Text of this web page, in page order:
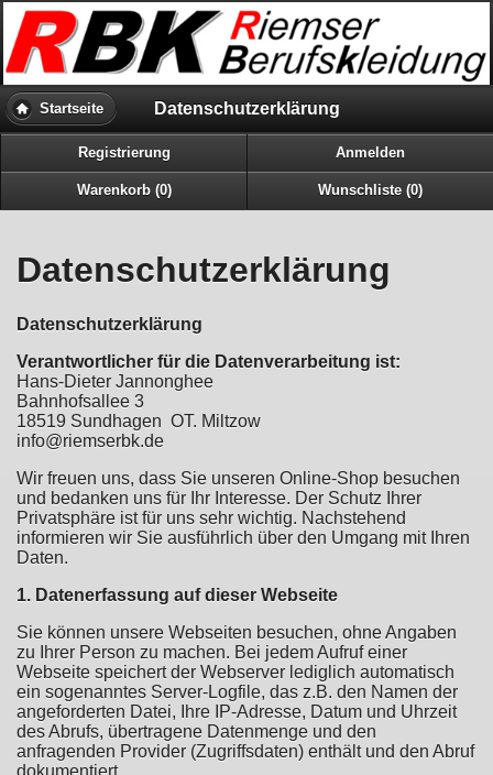
Startseite Datenschutzerklärung
Registrierung Anmelden
Warenkorb (0) Wunschliste (0)
Datenschutzerklärung
Datenschutzerklärung
Verantwortlicher für die Datenverarbeitung ist:
Hans-Dieter Jannonghee
Bahnhofsallee 3
18519 Sundhagen OT. Miltzow
info@riemserbk.de
Wir freuen uns, dass Sie unseren Online-Shop besuchen
und bedanken uns für Ihr Interesse. Der Schutz Ihrer
Privatsphäre ist für uns sehr wichtig. Nachstehend
informieren wir Sie ausführlich über den Umgang mit Ihren
Daten.
1. Datenerfassung auf dieser Webseite
Sie können unsere Webseiten besuchen, ohne Angaben
zu Ihrer Person zu machen. Bei jedem Aufruf einer
Webseite speichert der Webserver lediglich automatisch
ein sogenanntes Server-Logfile, das z.B. den Namen der
angeforderten Datei, Ihre IP-Adresse, Datum und Uhrzeit
des Abrufs, übertragene Datenmenge und den
anfragenden Provider (Zugriffsdaten) enthält und den Abruf
dokumentiert.